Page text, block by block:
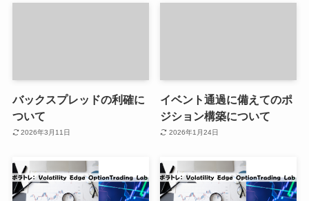
バックスプレッドの利確に
ついて
2026年3月11日
イベント通過に備えてのポ
ジション構築について
2026年1月24日